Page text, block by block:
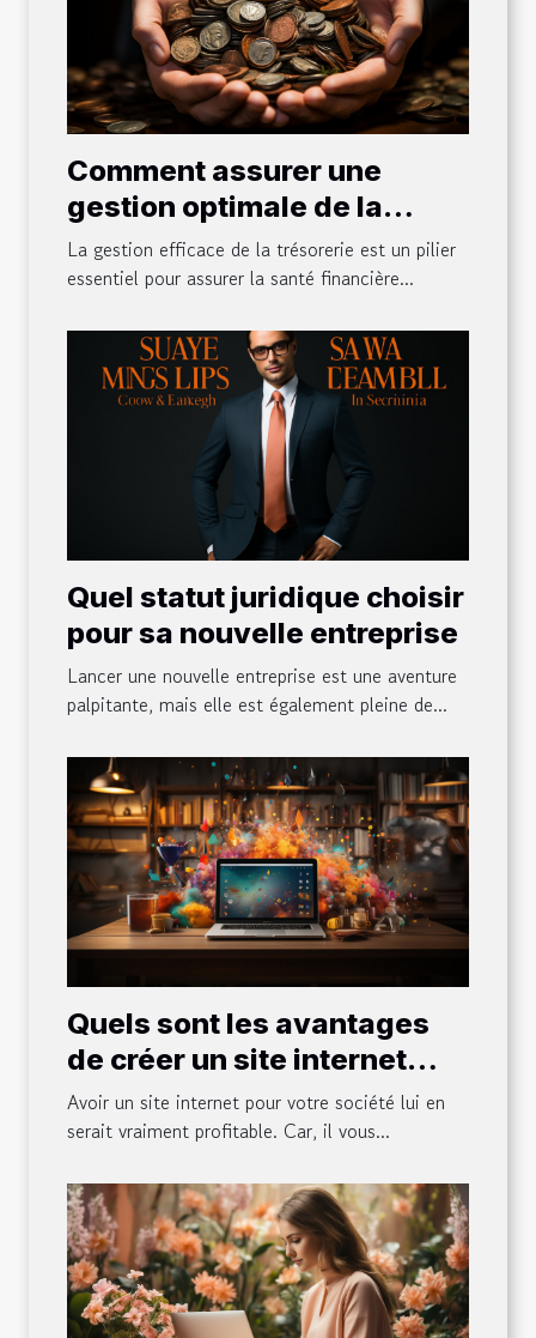
Comment assurer une
gestion optimale de la
trésorerie de votre
entreprise ?
La gestion efficace de la trésorerie est un pilier
essentiel pour assurer la santé financière...
Quel statut juridique choisir
pour sa nouvelle entreprise
Lancer une nouvelle entreprise est une aventure
palpitante, mais elle est également pleine de...
Quels sont les avantages
de créer un site internet
pour son entreprise ?
Avoir un site internet pour votre société lui en
serait vraiment profitable. Car, il vous...